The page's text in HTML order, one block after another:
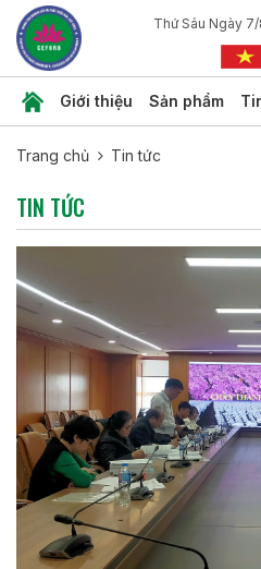
Thứ Sáu Ngày
Giới thiệu Sản phẩm
Trang chủ Tin tức
TIN TỨC